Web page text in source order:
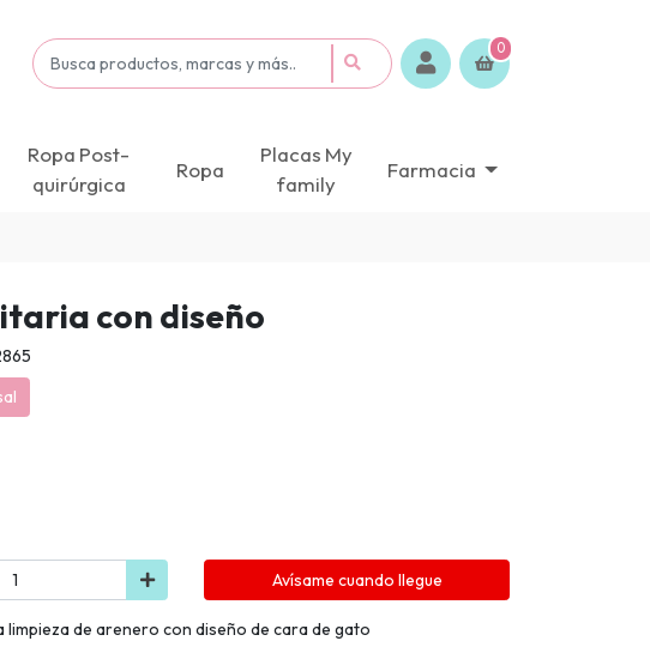
0
Ropa Post-
quirúrgica
Ropa
Placas My
family
Farmacia
con diseño
Avísame cuando llegue
limpieza de arenero con diseño de cara de gato